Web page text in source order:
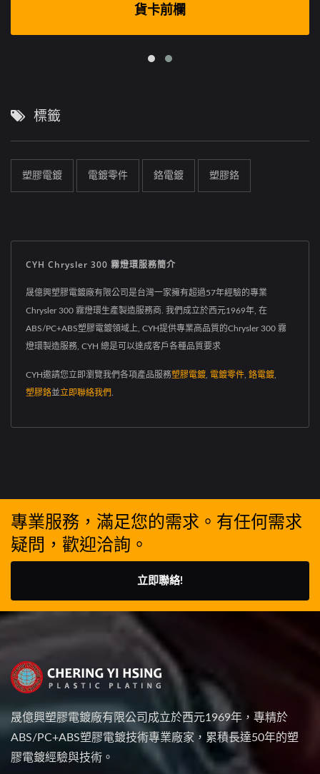
貨卡前欄
標籤
塑膠電鍍 電鍍零件 鉻電鍍 塑膠鉻
CYH Chrysler 300 霧燈環服務簡介
晟億興塑膠電鍍廠有限公司是台灣一家擁有超過57年經驗的專業
Chrysler 300 霧燈環生產製造服務商. 我們成立於西元1969年, 在
ABS/PC+ABS塑膠電鍍領域上, CYH提供專業高品質的Chrysler 300 霧
燈環製造服務, CYH 總是可以達成客戶各種品質要求
CYH邀請您立即瀏覽我們各項產品服務塑膠電鍍 電鍍零件 鉻電鍍
塑膠鉻並立即聯絡我們
專業服務，滿足您的需求。有任何需求
疑問，歡迎洽詢。
立即聯絡!
晟億興塑膠電鍍廠有限公司成立於西元1969年，專精於
ABS/PC+ABS塑膠電鍍技術專業廠家，累積長達50年的塑
膠電鍍經驗與技術。